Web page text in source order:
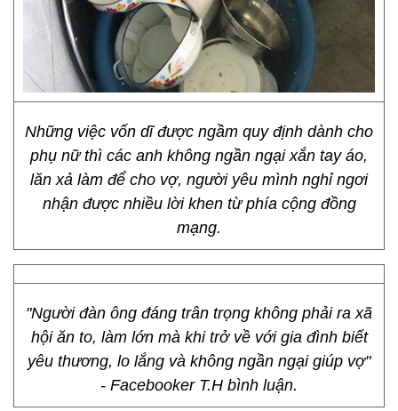
Những việc vốn dĩ được ngầm quy định dành cho
phụ nữ thì các anh không ngần ngại xắn tay áo,
lăn xả làm để cho vợ, người yêu mình nghỉ ngơi
nhận được nhiều lời khen từ phía cộng đồng
mạng.
"Người đàn ông đáng trân trọng không phải ra xã
hội ăn to, làm lớn mà khi trở về với gia đình biết
yêu thương, lo lắng và không ngần ngại giúp vợ"
- Facebooker T.H bình luận.